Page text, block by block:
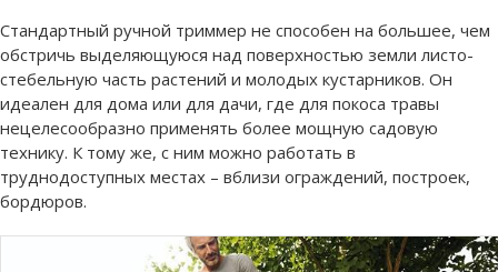
Стандартный ручной триммер не способен на большее, чем
обстричь выделяющуюся над поверхностью земли листо-
стебельную часть растений и молодых кустарников. Он
идеален для дома или для дачи, где для покоса травы
нецелесообразно применять более мощную садовую
технику. К тому же, с ним можно работать в
труднодоступных местах – вблизи ограждений, построек,
бордюров.